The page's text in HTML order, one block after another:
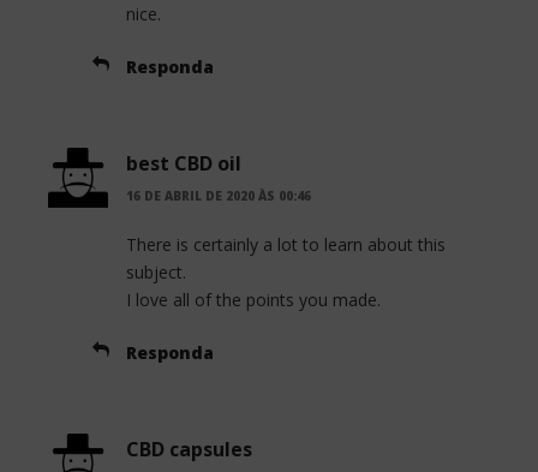
nice.
Responda
best CBD oil
16 DE ABRIL DE 2020 ÀS 00:46
There is certainly a lot to learn about this
subject.
I love all of the points you made.
Responda
CBD capsules